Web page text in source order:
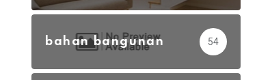
bahan bangunan 54